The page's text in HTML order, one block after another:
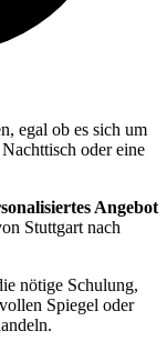
egal ob es sich um
oder eine
Angebot
Stuttgart nach
nötige Schulung,
Spiegel oder